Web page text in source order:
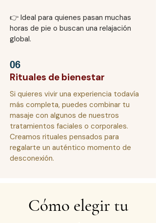
👉 Ideal para quienes pasan muchas
horas de pie o buscan una relajación
global.
06
Rituales de bienestar
Si quieres vivir una experiencia todavía
más completa, puedes combinar tu
masaje con algunos de nuestros
tratamientos faciales o corporales.
Creamos rituales pensados para
regalarte un auténtico momento de
desconexión.
Cómo elegir tu